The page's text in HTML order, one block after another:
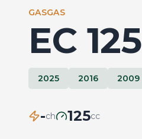
GASGAS
EC 125
2025 2016 2009
-ch 125cc